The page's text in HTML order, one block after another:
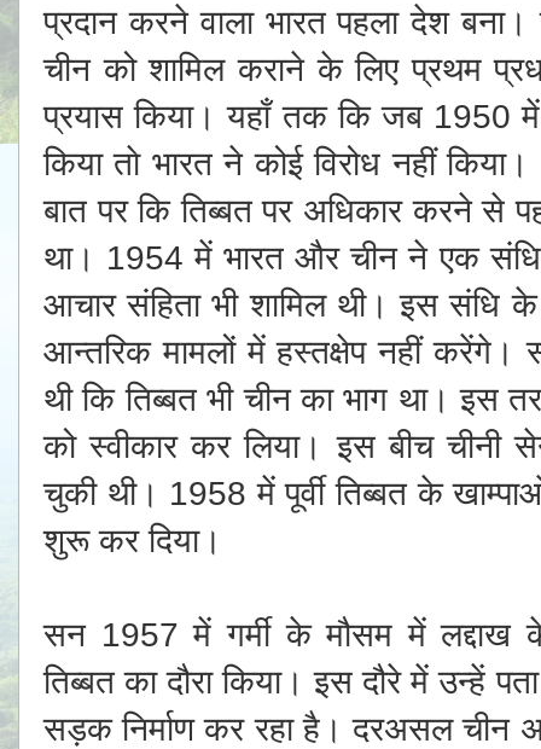
प्रदान करने वाला भारत पहला देश बना।
चीन को शामिल कराने के लिए प्रथम
प्रयास किया। यहाँ तक कि जब 1950
किया ताे भारत ने कोई विरोध नहीं
बात पर कि तिब्बत पर अधिकार करने से
था। 1954 में भारत और चीन ने एक संधि
आचार संहिता भी शामिल थी। इस
आन्तरिक मामलों में हस्तक्षेप नहीं करेंगे।
थी कि तिब्बत भी चीन का भाग था। इस
को स्वीकार कर लिया। इस बीच चीनी
चुकी थी। 1958 में पूर्वी तिब्बत के
शुरू कर दिया।
सन 1957 में गर्मी के मौसम में
तिब्बत का दौरा किया। इस दौरे में उन्हें
सड़क निर्माण कर रहा है। दरअसल